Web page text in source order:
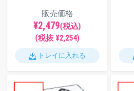
販売価格
¥2,479(税込)
(税抜 ¥2,254)
トレイに入れる